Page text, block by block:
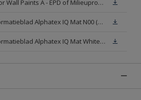
Sikkens Exterior Wall Paints A - EPD of Milieuproductverklaring
Veiligheidsinformatieblad Alphatex IQ Mat N00 (MSDS)
Veiligheidsinformatieblad Alphatex IQ Mat White W05 (MSDS)